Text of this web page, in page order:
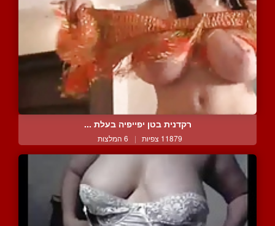
רקדנית בטן יפייפיה בעלת ...
11879 צפיות | 6 המלצות